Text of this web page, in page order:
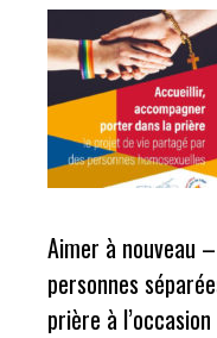
Aimer à nouveau
personnes
prière à